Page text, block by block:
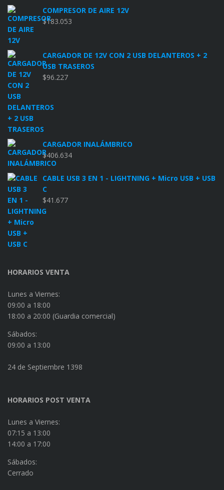
COMPRESOR DE AIRE 12V
$183.053
CARGADOR DE 12V CON 2 USB DELANTEROS + 2
USB TRASEROS
$96.227
CARGADOR INALÁMBRICO
$406.634
CABLE USB 3 EN 1 - LIGHTNING + Micro USB + USB
C
$41.677
HORARIOS VENTA
Lunes a Viernes:
09:00 a 18:00
18:00 a 20:00 (Guardia comercial)
Sábados:
09:00 a 13:00
24 de Septiembre 1398
HORARIOS POST VENTA
Lunes a Viernes:
07:15 a 13:00
14:00 a 17:00
Sábados:
Cerrado